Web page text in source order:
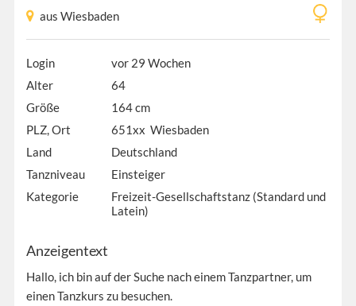
aus Wiesbaden
Login
vor 29 Wochen
Alter
64
Größe
164 cm
PLZ, Ort
651xx Wiesbaden
Land
Deutschland
Tanzniveau
Einsteiger
Kategorie
Freizeit-Gesellschaftstanz (Standard und
Latein)
Anzeigentext
Hallo, ich bin auf der Suche nach einem Tanzpartner, um
einen Tanzkurs zu besuchen.